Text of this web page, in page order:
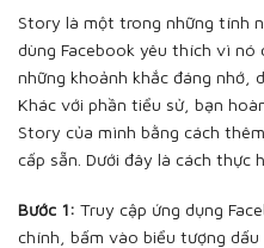
Story là một trong những tính
dùng Facebook yêu thích vì nó
những khoảnh khắc đáng nhớ,
Khác với phần tiểu sử, bạn
Story của mình bằng cách
cấp sẵn. Dưới đây là cách thực
Bước 1: Truy cập ứng dụng
chính, bấm vào biểu tượng dấu